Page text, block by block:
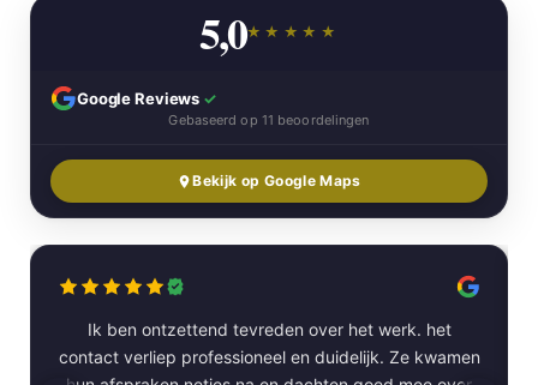
5,0★★★★★
Google Reviews ✓
Gebaseerd op 11 beoordelingen
Bekijk op Google Maps
Ik ben ontzettend tevreden over het werk. het
contact verliep professioneel en duidelijk. Ze kwamen